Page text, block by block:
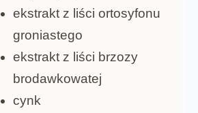
ekstrakt z liści ortosyfonu
groniastego
ekstrakt z liści brzozy
brodawkowatej
cynk